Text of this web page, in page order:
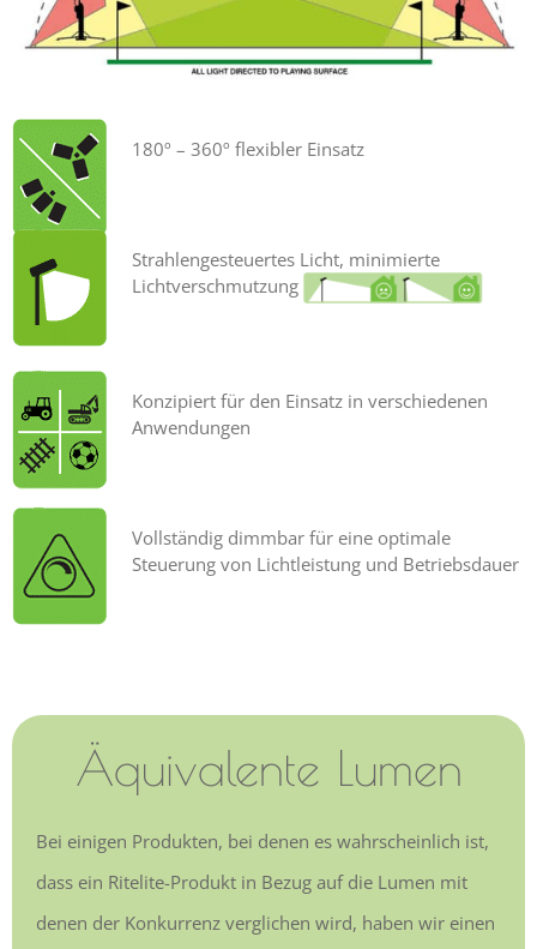
180º – 360º flexibler Einsatz
Strahlengesteuertes Licht, minimierte
Lichtverschmutzung
Konzipiert für den Einsatz in verschiedenen
Anwendungen
Vollständig dimmbar für eine optimale
Steuerung von Lichtleistung und Betriebsdauer
Äquivalente Lumen
Bei einigen Produkten, bei denen es wahrscheinlich ist,
dass ein Ritelite-Produkt in Bezug auf die Lumen mit
denen der Konkurrenz verglichen wird, haben wir einen